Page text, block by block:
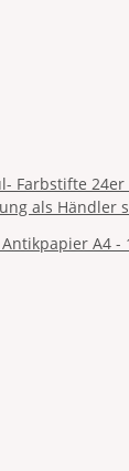
Farbstifte 24er
als Händler